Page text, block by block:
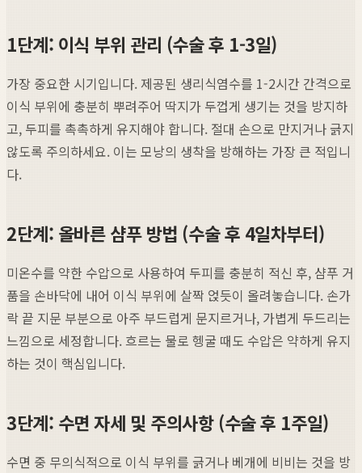
1단계: 이식 부위 관리 (수술 후 1-3일)
가장 중요한 시기입니다. 제공된 생리식염수를 1-2시간 간격으로
이식 부위에 충분히 뿌려주어 딱지가 두껍게 생기는 것을 방지하
고, 두피를 촉촉하게 유지해야 합니다. 절대 손으로 만지거나 긁지
않도록 주의하세요. 이는 모낭의 생착을 방해하는 가장 큰 적입니
다.
2단계: 올바른 샴푸 방법 (수술 후 4일차부터)
미온수를 약한 수압으로 사용하여 두피를 충분히 적신 후, 샴푸 거
품을 손바닥에 내어 이식 부위에 살짝 얹듯이 올려놓습니다. 손가
락 끝 지문 부분으로 아주 부드럽게 문지르거나, 가볍게 두드리는
느낌으로 세정합니다. 흐르는 물로 헹굴 때도 수압은 약하게 유지
하는 것이 핵심입니다.
3단계: 수면 자세 및 주의사항 (수술 후 1주일)
수면 중 무의식적으로 이식 부위를 긁거나 베개에 비비는 것을 방